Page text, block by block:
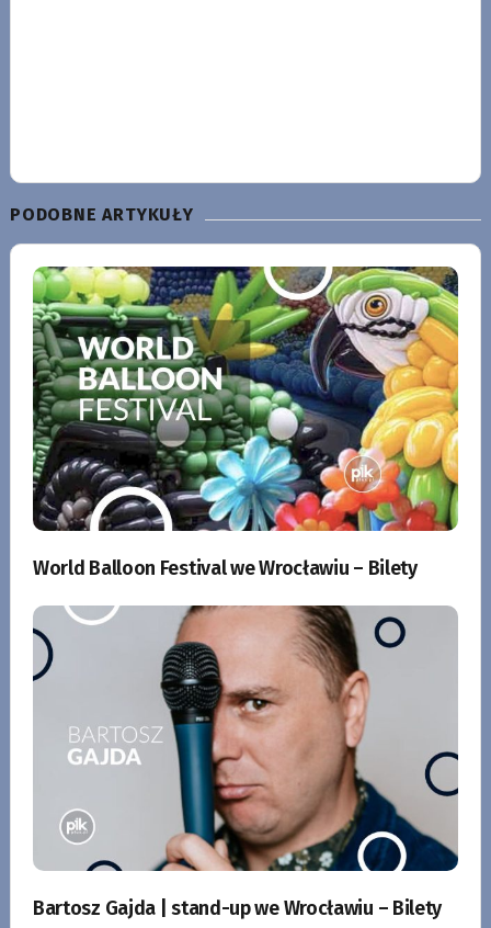
PODOBNE ARTYKUŁY
World Balloon Festival we Wrocławiu – Bilety
Bartosz Gajda | stand-up we Wrocławiu – Bilety